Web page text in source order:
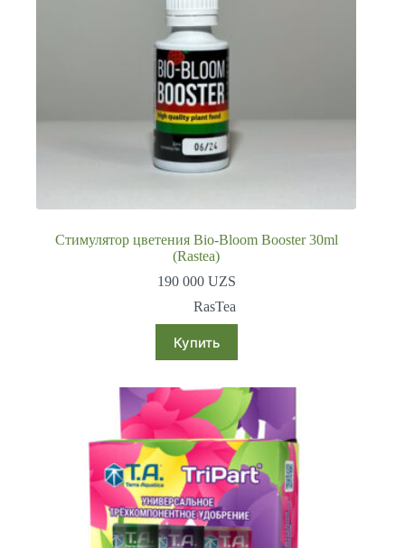
Стимулятор цветения Bio-Bloom Booster 30ml
(Rastea)
190 000 UZS
RasTea
Купить